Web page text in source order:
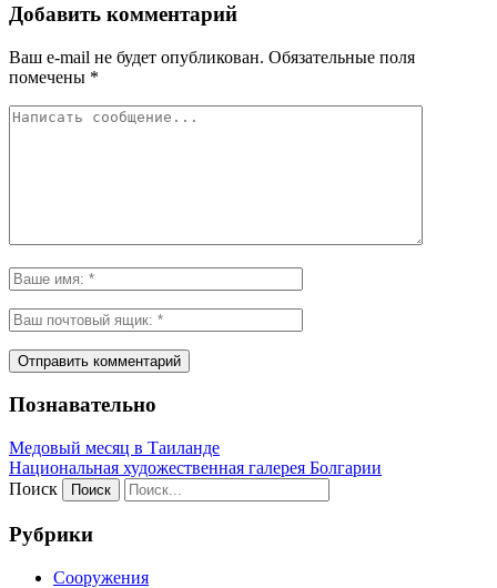
Добавить комментарий
Ваш e-mail не будет опубликован. Обязательные поля
помечены *
Познавательно
Медовый месяц в Таиланде
Национальная художественная галерея Болгарии
Поиск
Рубрики
Сооружения